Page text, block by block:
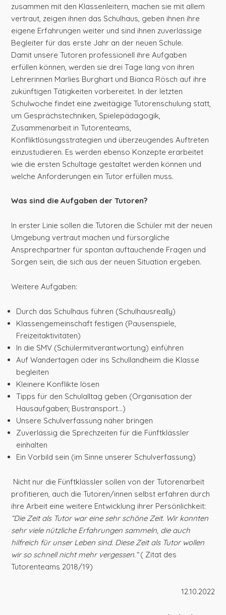
zusammen mit den Klassenleitern, machen sie mit allem
vertraut, zeigen ihnen das Schulhaus, geben ihnen ihre
eigene Erfahrungen weiter und sind ihnen zuverlässige
Begleiter für das erste Jahr an der neuen Schule.
Damit unsere Tutoren professionell ihre Aufgaben
erfüllen können, werden sie drei Tage lang von ihren
Lehrerinnen Marlies Burghart und Bianca Rösch auf ihre
zukünftigen Tätigkeiten vorbereitet. In der letzten
Schulwoche findet eine zweitägige Tutorenschulung statt,
um Gesprächstechniken, Spielepädagogik,
Zusammenarbeit in Tutorenteams,
Konfliktlösungsstrategien und überzeugendes Auftreten
einzustudieren. Es werden ebenso Konzepte erarbeitet
wie die ersten Schultage gestaltet werden können und
welche Anforderungen ein Tutor erfüllen muss.
Was sind die Aufgaben der Tutoren?
In erster Linie sollen die Tutoren die Schüler mit der neuen
Umgebung vertraut machen und fürsorgliche
Ansprechpartner für spontan auftauchende Fragen und
Sorgen sein, die sich aus der neuen Situation ergeben.
Weitere Aufgaben:
Durch das Schulhaus führen (Schulhausreally)
Klassengemeinschaft festigen (Pausenspiele,
Freizeitaktivitäten)
In die SMV (Schülermitverantwortung) einführen
Auf Wandertagen oder ins Schullandheim die Klasse
begleiten
Kleinere Konflikte lösen
Tipps für den Schulalltag geben (Organisation der
Hausaufgaben; Bustransport…)
Unsere Schulverfassung näher bringen
Zuverlässig die Sprechzeiten für die Fünftklässler
einhalten
Ein Vorbild sein (im Sinne unserer Schulverfassung)
Nicht nur die Fünftklässler sollen von der Tutorenarbeit
profitieren, auch die Tutoren/innen selbst erfahren durch
ihre Arbeit eine weitere Entwicklung ihrer Persönlichkeit:
“Die Zeit als Tutor war eine sehr schöne Zeit. Wir konnten
sehr viele nützliche Erfahrungen sammeln, die auch
hilfreich für unser Leben sind. Diese Zeit als Tutor wollen
wir so schnell nicht mehr vergessen.“( Zitat des
Tutorenteams 2018/19)
12.10.2022